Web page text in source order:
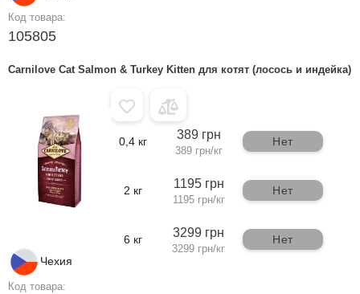
Код товара:
105805
Carnilove Cat Salmon & Turkey Kitten для котят (лосось и индейка)
Чехия
Код товара:
0,4 кг 389 грн
389 грн/кг
Нет
2 кг 1195 грн
1195 грн/кг
Нет
6 кг 3299 грн
3299 грн/кг
Нет